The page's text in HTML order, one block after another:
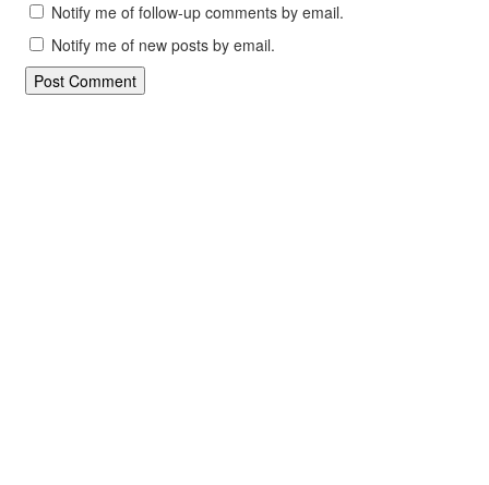
Notify me of follow-up comments by email.
Notify me of new posts by email.